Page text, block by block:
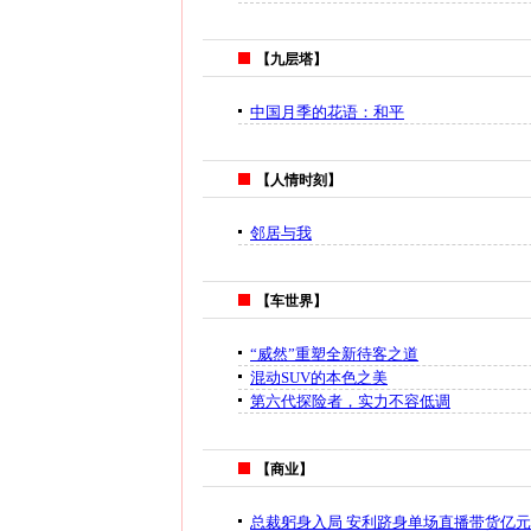
【九层塔】
中国月季的花语：和平
【人情时刻】
邻居与我
【车世界】
“威然”重塑全新待客之道
混动SUV的本色之美
第六代探险者，实力不容低调
【商业】
总裁躬身入局 安利跻身单场直播带货亿